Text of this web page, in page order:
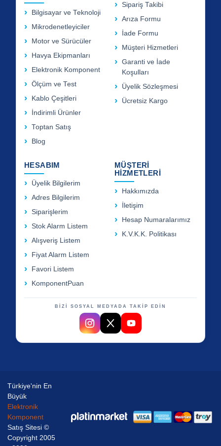
Bilgisayar ve Teknoloji
Mikrodenetleyiciler
Motor ve Sürücüler
Havya Ekipmanları
Elektronik Komponent
Ölçüm ve Test
Kablo Çeşitleri
İndirimli Ürünler
Toptan Satış
Blog
Sipariş Takibi
Arıza Formu
İade Formu
Müşteri Hizmetleri
Garanti ve İade
Koşulları
Üyelik Sözleşmesi
Ücretsiz Kargo
HESABIM
Üyelik Bilgilerim
Adres Bilgilerim
Siparişlerim
Stok Alarm Listem
Alışveriş Listem
Fiyat Alarm Listem
Favori Listem
KomponentPuan
MÜŞTERİ
HİZMETLERİ
Hakkımızda
İletişim
Hesap Numaralarımız
K.V.K.K. Politikası
BİZİ SOSYAL MEDYADA TAKİP EDİN
Türkiye'nin En
Büyük
Elektronik
Komponent
Satış Sitesi ©
Copyright 2005